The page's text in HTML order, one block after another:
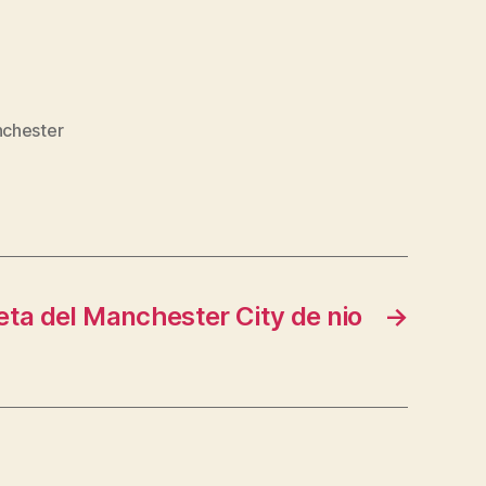
→
del Manchester City de nio